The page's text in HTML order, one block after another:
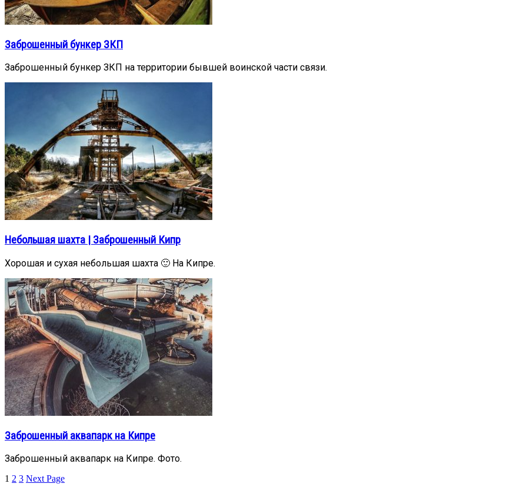
Заброшенный бункер ЗКП
Заброшенный бункер ЗКП на территории бывшей воинской части связи.
Небольшая шахта | Заброшенный Кипр
Хорошая и сухая небольшая шахта 🙂 На Кипре.
Заброшенный аквапарк на Кипре
Заброшенный аквапарк на Кипре. Фото.
1 2 3 Next Page